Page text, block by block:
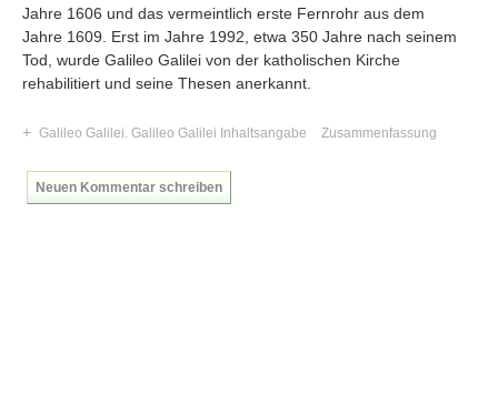
Jahre 1606 und das vermeintlich erste Fernrohr aus dem
Jahre 1609. Erst im Jahre 1992, etwa 350 Jahre nach seinem
Tod, wurde Galileo Galilei von der katholischen Kirche
rehabilitiert und seine Thesen anerkannt.
+ Galileo Galilei. Galileo Galilei Inhaltsangabe Zusammenfassung
Neuen Kommentar schreiben